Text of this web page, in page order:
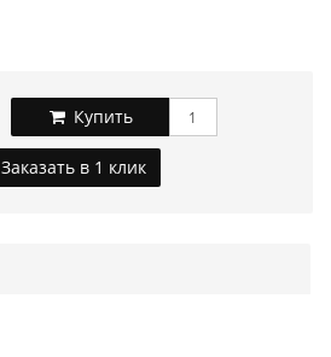
Купить
Заказать в 1 клик